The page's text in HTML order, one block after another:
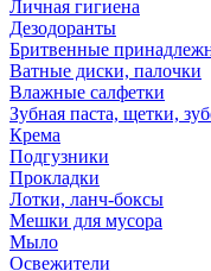
Личная гигиена
Дезодоранты
Бритвенные
Ватные диски, палочки
Влажные салфетки
Зубная паста, щетки,
Крема
Подгузники
Прокладки
Лотки, ланч-боксы
Мешки для мусора
Мыло
Освежители